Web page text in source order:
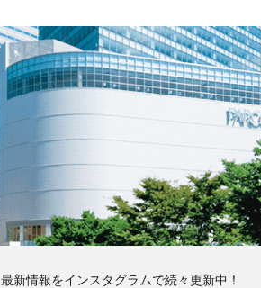
最新情報をインスタグラムで続々更新中！